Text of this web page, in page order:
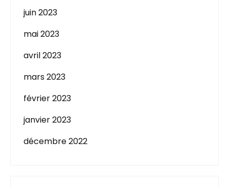
juin 2023
mai 2023
avril 2023
mars 2023
février 2023
janvier 2023
décembre 2022